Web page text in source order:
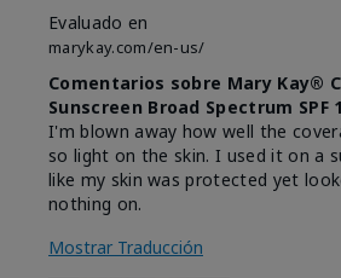
Evaluado en
marykay.com/en-us/
Comentarios sobre Mary Kay®
Sunscreen Broad Spectrum SPF
I'm blown away how well the
so light on the skin. I used it on a
like my skin was protected yet
nothing on.
Mostrar Traducción